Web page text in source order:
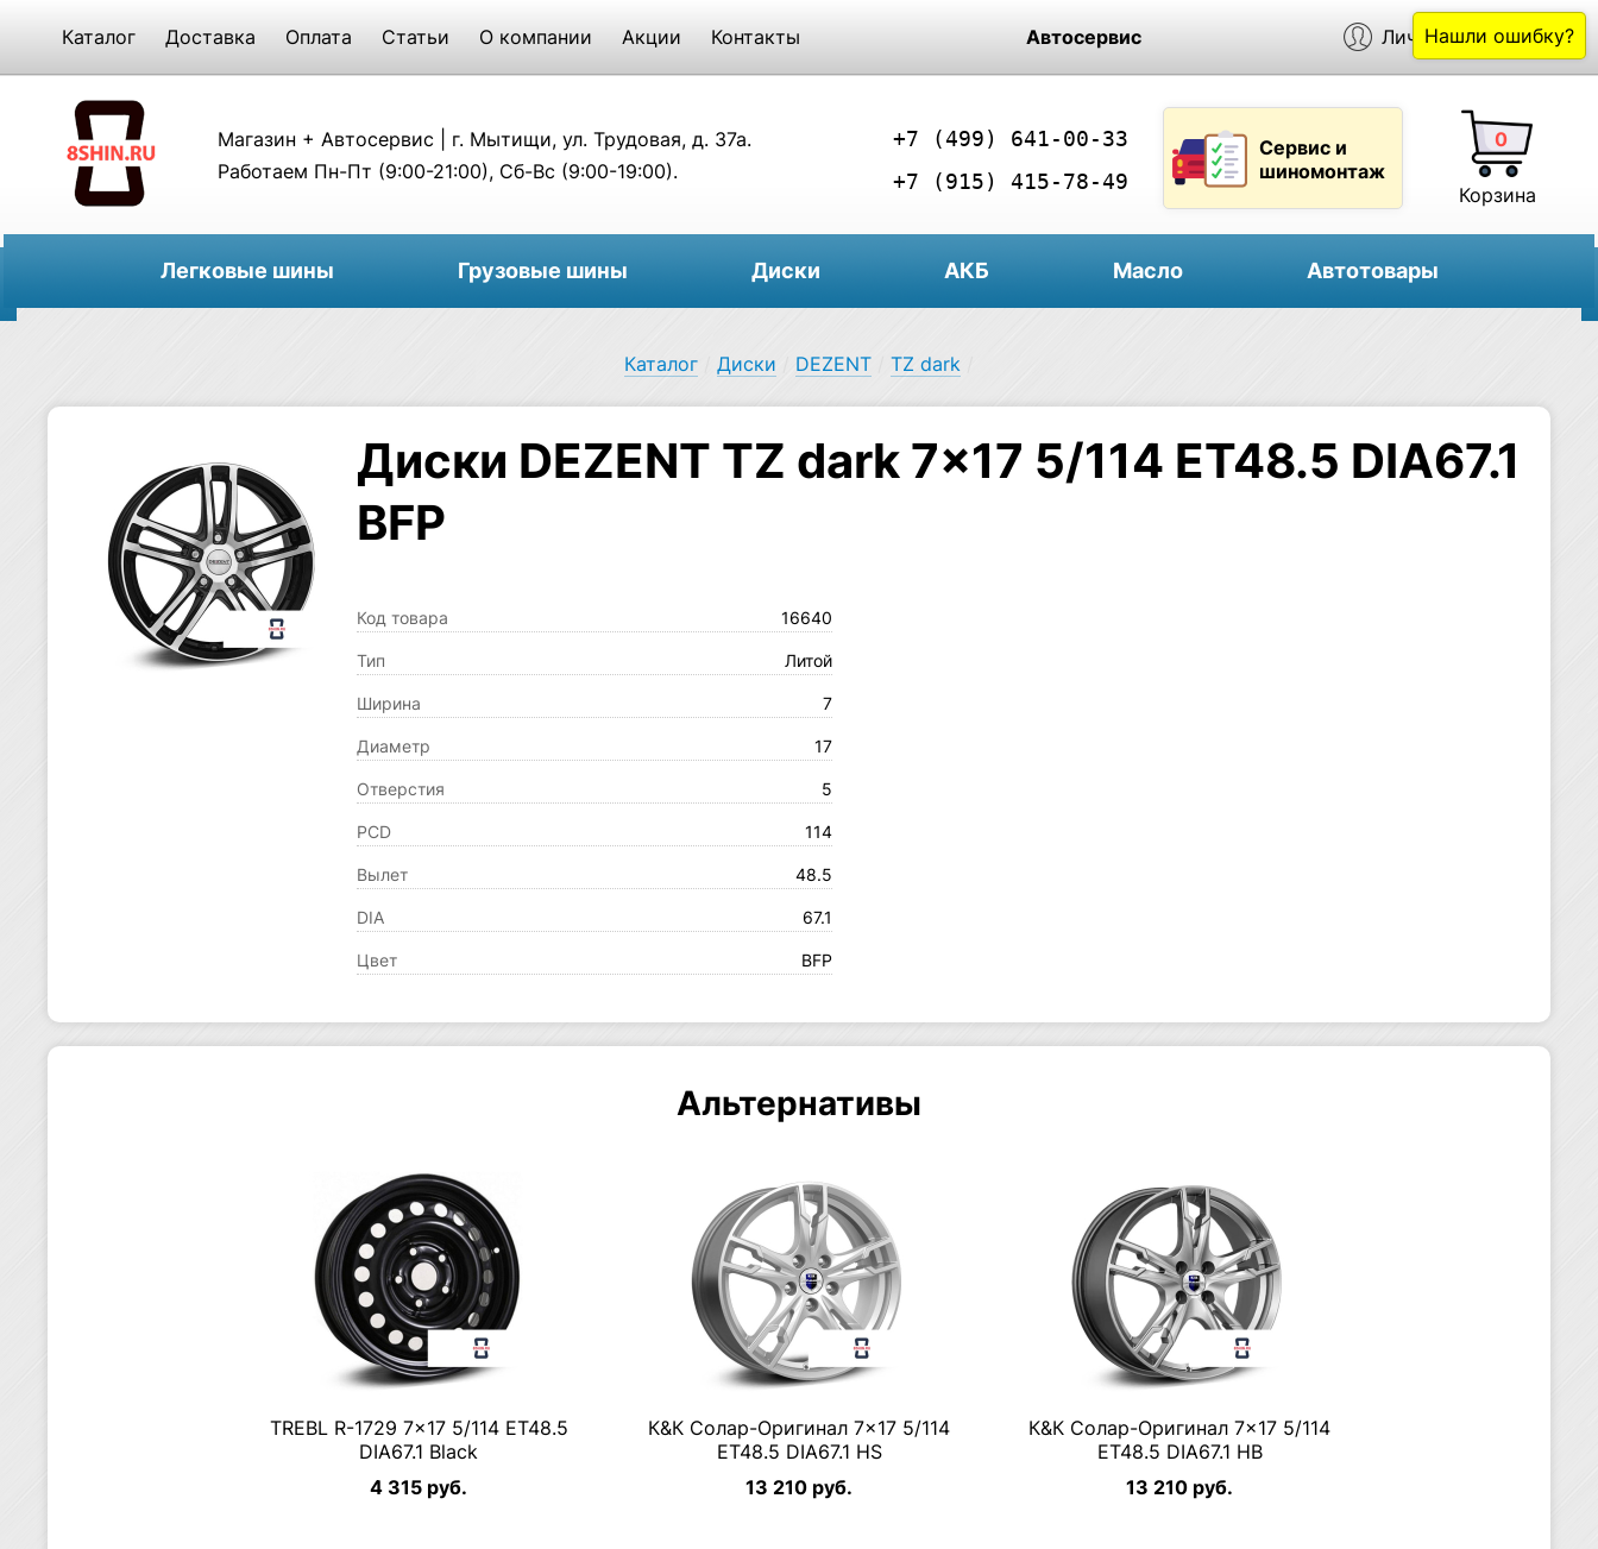
Каталог Доставка Оплата Статьи О компании Акции Контакты Автосервис Личный кабинет
Магазин + Автосервис | г. Мытищи, ул. Трудовая, д. 37а.
Работаем Пн-Пт (9:00-21:00), Сб-Вс (9:00-19:00).
+7 (499) 641-00-33
+7 (915) 415-78-49
Сервис и
шиномонтаж
0
Корзина
Легковые шины Грузовые шины Диски АКБ Масло Автотовары
Каталог Диски DEZENT TZ dark
Диски DEZENT TZ dark 7×17 5/114 ET48.5 DIA67.1
BFP
Код товара 16640
Тип Литой
Ширина 7
Диаметр 17
Отверстия 5
PCD 114
Вылет 48.5
DIA 67.1
Цвет BFP
Альтернативы
TREBL R-1729 7×17 5/114 ET48.5
DIA67.1 Black
4 315 руб.
К&К Солар-Оригинал 7×17 5/114
ET48.5 DIA67.1 HS
13 210 руб.
К&К Солар-Оригинал 7×17 5/114
ET48.5 DIA67.1 HB
13 210 руб.
Нашли ошибку?